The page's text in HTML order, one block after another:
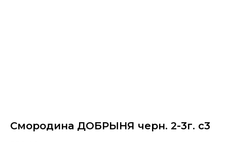
Смородина ДОБРЫНЯ черн. 2-3г. с3